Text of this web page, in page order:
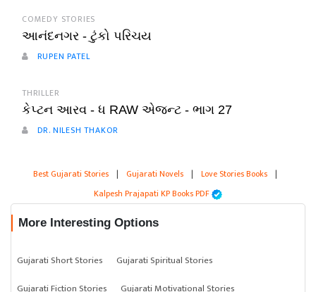
COMEDY STORIES
આનંદનગર - ટુંકો પરિચય
RUPEN PATEL
THRILLER
કેપ્ટન આરવ - ધ RAW એજન્ટ - ભાગ 27
DR. NILESH THAKOR
Best Gujarati Stories | Gujarati Novels | Love Stories Books |
Kalpesh Prajapati KP Books PDF
More Interesting Options
Gujarati Short Stories
Gujarati Spiritual Stories
Gujarati Fiction Stories
Gujarati Motivational Stories